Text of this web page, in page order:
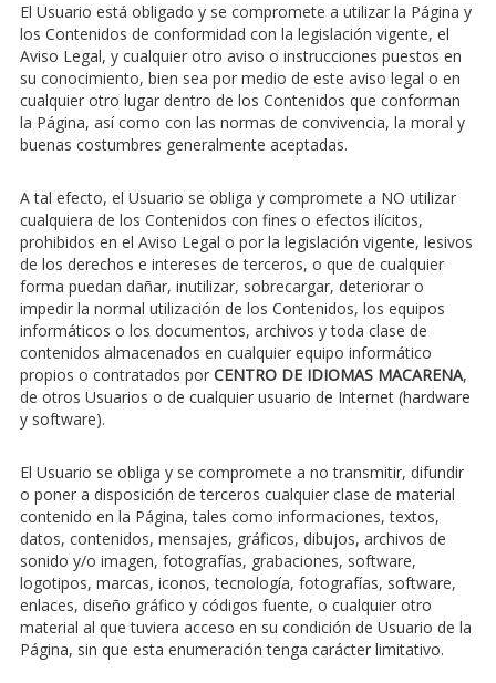
El Usuario está obligado y se compromete a utilizar la Página y
los Contenidos de conformidad con la legislación vigente, el
Aviso Legal, y cualquier otro aviso o instrucciones puestos en
su conocimiento, bien sea por medio de este aviso legal o en
cualquier otro lugar dentro de los Contenidos que conforman
la Página, así como con las normas de convivencia, la moral y
buenas costumbres generalmente aceptadas.
A tal efecto, el Usuario se obliga y compromete a NO utilizar
cualquiera de los Contenidos con fines o efectos ilícitos,
prohibidos en el Aviso Legal o por la legislación vigente, lesivos
de los derechos e intereses de terceros, o que de cualquier
forma puedan dañar, inutilizar, sobrecargar, deteriorar o
impedir la normal utilización de los Contenidos, los equipos
informáticos o los documentos, archivos y toda clase de
contenidos almacenados en cualquier equipo informático
propios o contratados por CENTRO DE IDIOMAS MACARENA,
de otros Usuarios o de cualquier usuario de Internet (hardware
y software).
El Usuario se obliga y se compromete a no transmitir, difundir
o poner a disposición de terceros cualquier clase de material
contenido en la Página, tales como informaciones, textos,
datos, contenidos, mensajes, gráficos, dibujos, archivos de
sonido y/o imagen, fotografías, grabaciones, software,
logotipos, marcas, iconos, tecnología, fotografías, software,
enlaces, diseño gráfico y códigos fuente, o cualquier otro
material al que tuviera acceso en su condición de Usuario de la
Página, sin que esta enumeración tenga carácter limitativo.